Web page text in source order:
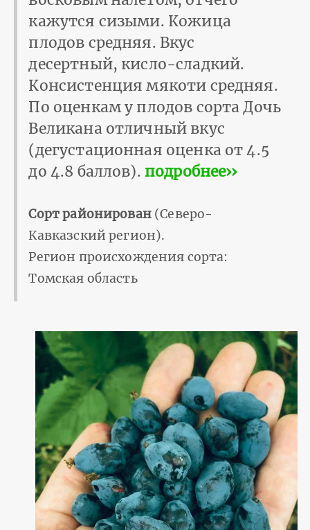
кажутся сизыми. Кожица
плодов средняя. Вкус
десертный, кисло-сладкий.
Консистенция мякоти средняя.
По оценкам у плодов сорта Дочь
Великана отличный вкус
(дегустационная оценка от 4.5
до 4.8 баллов). подробнее››
Сорт районирован(Северо-
Кавказский регион).
Регион происхождения сорта:
Томская область